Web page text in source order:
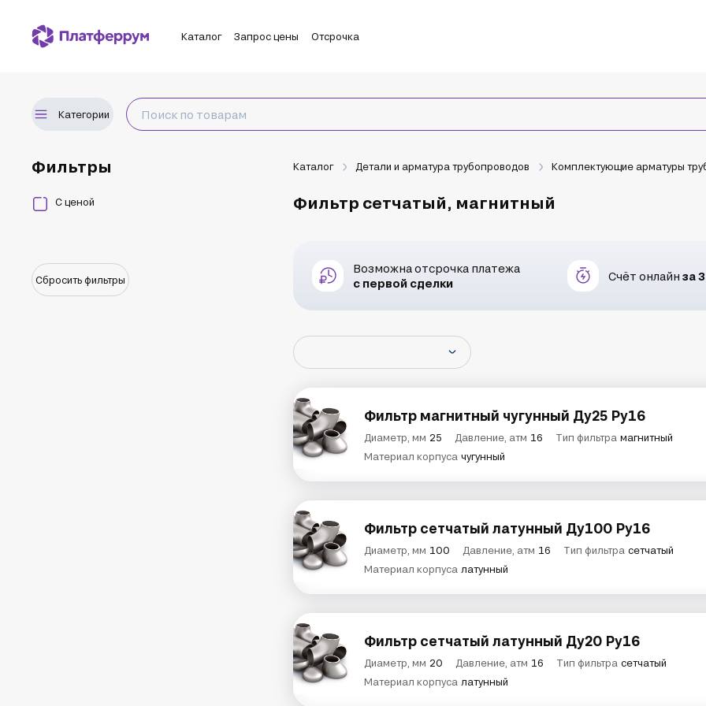
Каталог Запрос цены Отсрочка
Категории
Фильтры
С ценой
Сбросить фильтры
Каталог Детали и арматура трубопроводов Комплектующие арматуры
Фильтр сетчатый, магнитный
Возможна отсрочка платежа
с первой сделки
Счёт онлайнза
Фильтр магнитный чугунный Ду25 Ру16
Диаметр, мм 25 Давление, атм 16 Тип фильтра магнитный
Материал корпуса чугунный
Фильтр сетчатый латунный Ду100 Ру16
Диаметр, мм 100 Давление, атм 16 Тип фильтра сетчатый
Материал корпуса латунный
Фильтр сетчатый латунный Ду20 Ру16
Диаметр, мм 20 Давление, атм 16 Тип фильтра сетчатый
Материал корпуса латунный